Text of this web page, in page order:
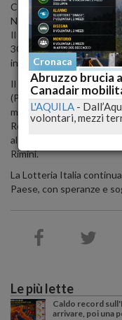
C 388402, venduto a
N 330003, venduto ad
Il primo premio, da 5
306831. Il secondo
in provincia di Salerno, a
Il terzo premio, da 2
(Pavia), al biglietto I
milioni di euro, è stato
Roncadelle (Brescia). Il
al biglietto N454262,
Rimini.
La Lotteria Italia
Paese, con speranze e
Le più lette
Caldo record
arrivare, poi una
Cronaca
Abruzzo brucia
Canadair
L'AQUILA -
volontari, mezzi